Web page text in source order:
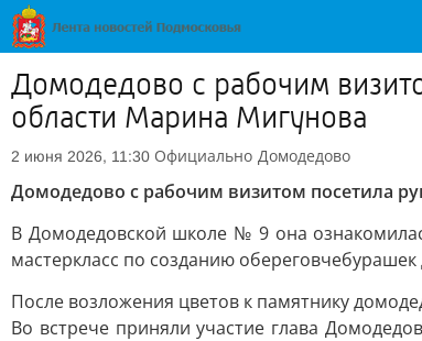
Домодедово с рабочим
области Марина Мигунова
2 июня 2026, 11:30 Официально Домодедово
Домодедово с рабочим визитом посетила
В Домодедовской школе № 9 она
мастеркласс по созданию
После возложения цветов к памятнику
Во встрече приняли участие глава